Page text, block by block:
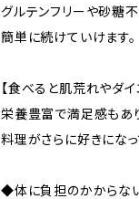
グルテンフリーや砂糖
簡単に続けていけます。
【食べると肌荒れやダ
栄養豊富で満足感もあ
料理がさらに好きになっ
◆体に負担のかからな